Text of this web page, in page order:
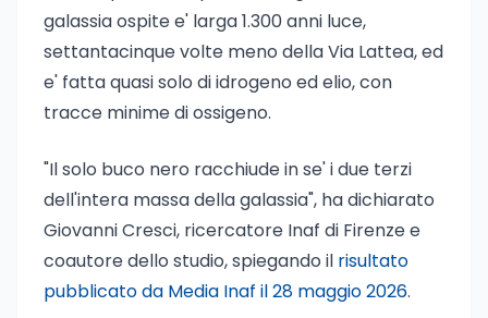
galassia ospite e' larga 1.300 anni luce,
settantacinque volte meno della Via Lattea, ed
e' fatta quasi solo di idrogeno ed elio, con
tracce minime di ossigeno.
"Il solo buco nero racchiude in se' i due terzi
dell'intera massa della galassia", ha dichiarato
Giovanni Cresci, ricercatore Inaf di Firenze e
coautore dello studio, spiegando il risultato
pubblicato da Media Inaf il 28 maggio 2026.